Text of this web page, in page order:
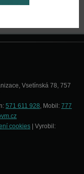
Vsetínská 78, 757
571 611 928, Mobil: 777
cookies | Vyrobil: